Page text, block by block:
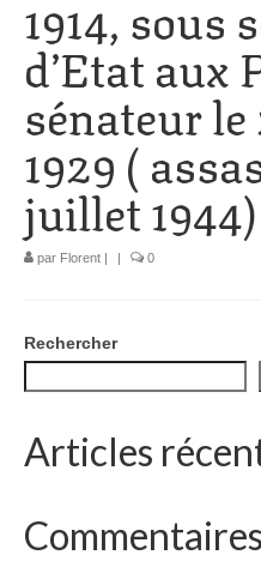
1302 à 1499
1505 à 1589
1595 à 1693
1701 à 1798
1901 à 1948
1950 à 2006
Diocèses et
HGL: 498 à 1095
1914, sous
d’Etat aux
sénateur
1929 (
juillet 1944)
par Florent | | 0
Rechercher
Articles